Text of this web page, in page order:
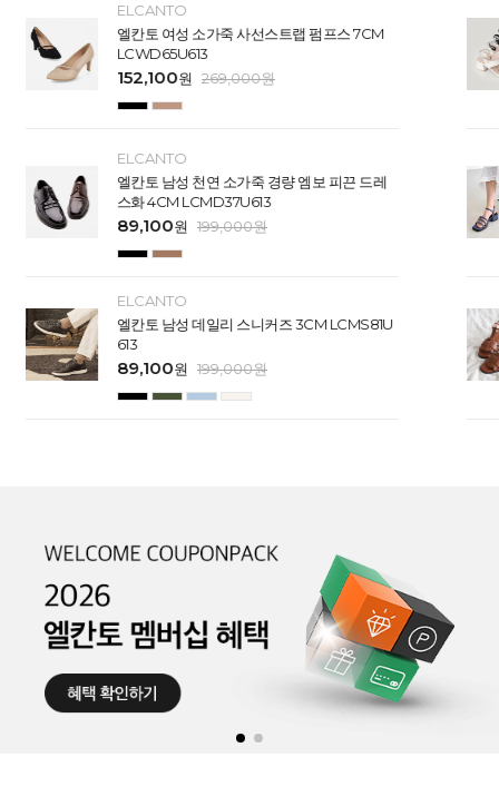
ELCANTO
엘칸토 여성 소가죽 사선스트랩 펌프스 7CM
LCWD65U613
152,100원 269,000원
ELCANTO
엘칸토 남성 천연 소가죽 경량 엠보 피끈 드레
스화 4CM LCMD37U613
89,100원 199,000원
ELCANTO
엘칸토 남성 데일리 스니커즈 3CM LCMS81U
613
89,100원 199,000원